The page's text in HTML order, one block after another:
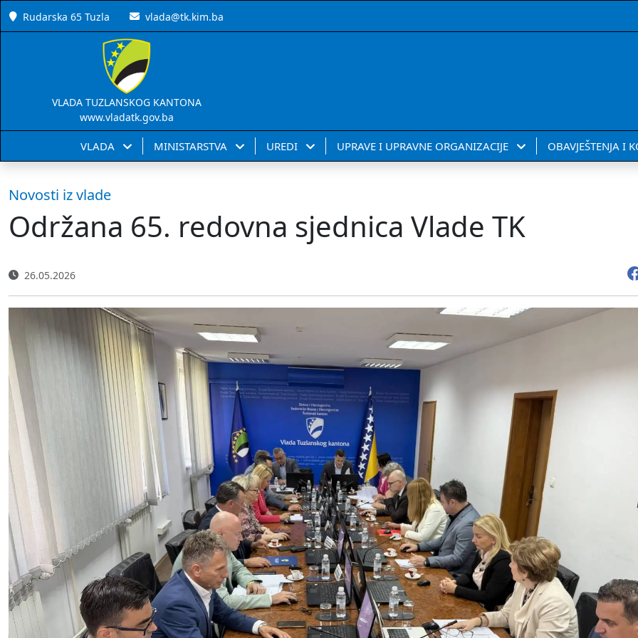
Rudarska 65 Tuzla vlada@tk.kim.ba
VLADA TUZLANSKOG KANTONA
www.vladatk.gov.ba
VLADA MINISTARSTVA UREDI UPRAVE I UPRAVNE ORGANIZACIJE OBAVJEŠTENJA I
Novosti iz vlade
Održana 65. redovna sjednica Vlade TK
26.05.2026